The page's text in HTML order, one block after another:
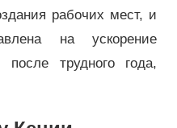
рабочих мест, и
​​на ускорение
после трудного года,